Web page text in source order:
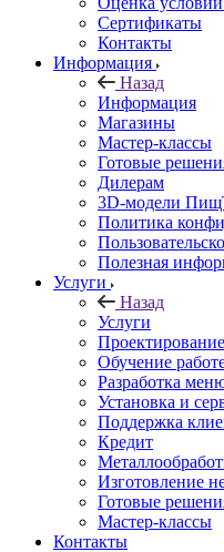
Сертификаты
Контакты
Информация
Назад
Информация
Магазины
Мастер-классы
Готовые
Дилерам
3D-модели
Политика
Полезная
Услуги
Назад
Услуги
Обучение
Разработка
Установка и
Поддержка
Кредит
Изготовление
Готовые
Мастер-классы
Контакты